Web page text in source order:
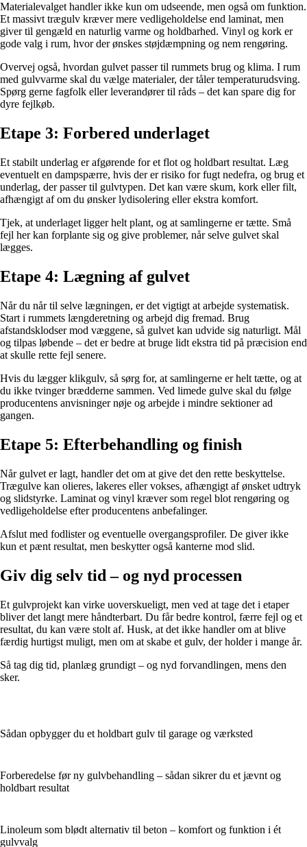
Materialevalget handler ikke kun om udseende, men også om funktion.
Et massivt trægulv kræver mere vedligeholdelse end laminat, men
giver til gengæld en naturlig varme og holdbarhed. Vinyl og kork er
gode valg i rum, hvor der ønskes støjdæmpning og nem rengøring.
Overvej også, hvordan gulvet passer til rummets brug og klima. I rum
med gulvvarme skal du vælge materialer, der tåler temperaturudsving.
Spørg gerne fagfolk eller leverandører til råds – det kan spare dig for
dyre fejlkøb.
Etape 3: Forbered underlaget
Et stabilt underlag er afgørende for et flot og holdbart resultat. Læg
eventuelt en dampspærre, hvis der er risiko for fugt nedefra, og brug et
underlag, der passer til gulvtypen. Det kan være skum, kork eller filt,
afhængigt af om du ønsker lydisolering eller ekstra komfort.
Tjek, at underlaget ligger helt plant, og at samlingerne er tætte. Små
fejl her kan forplante sig og give problemer, når selve gulvet skal
lægges.
Etape 4: Lægning af gulvet
Når du når til selve lægningen, er det vigtigt at arbejde systematisk.
Start i rummets længderetning og arbejd dig fremad. Brug
afstandsklodser mod væggene, så gulvet kan udvide sig naturligt. Mål
og tilpas løbende – det er bedre at bruge lidt ekstra tid på præcision end
at skulle rette fejl senere.
Hvis du lægger klikgulv, så sørg for, at samlingerne er helt tætte, og at
du ikke tvinger brædderne sammen. Ved limede gulve skal du følge
producentens anvisninger nøje og arbejde i mindre sektioner ad
gangen.
Etape 5: Efterbehandling og finish
Når gulvet er lagt, handler det om at give det den rette beskyttelse.
Trægulve kan olieres, lakeres eller vokses, afhængigt af ønsket udtryk
og slidstyrke. Laminat og vinyl kræver som regel blot rengøring og
vedligeholdelse efter producentens anbefalinger.
Afslut med fodlister og eventuelle overgangsprofiler. De giver ikke
kun et pænt resultat, men beskytter også kanterne mod slid.
Giv dig selv tid – og nyd processen
Et gulvprojekt kan virke uoverskueligt, men ved at tage det i etaper
bliver det langt mere håndterbart. Du får bedre kontrol, færre fejl og et
resultat, du kan være stolt af. Husk, at det ikke handler om at blive
færdig hurtigst muligt, men om at skabe et gulv, der holder i mange år.
Så tag dig tid, planlæg grundigt – og nyd forvandlingen, mens den
sker.
Sådan opbygger du et holdbart gulv til garage og værksted
Forberedelse før ny gulvbehandling – sådan sikrer du et jævnt og
holdbart resultat
Linoleum som blødt alternativ til beton – komfort og funktion i ét
gulvvalg